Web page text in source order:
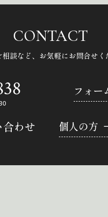
CONTACT
談など、 お気軽にお問合せく
フォー
わせ 個人の方